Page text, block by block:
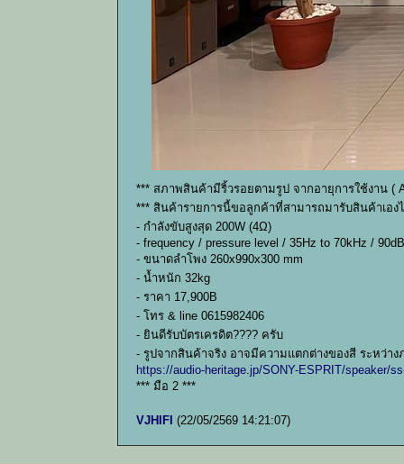
*** สภาพสินค้ามีริ้วรอยตามรูป จากอายุการใช้งาน (
*** สินค้ารายการนี้ขอลูกค้าที่สามารถมารับสินค้าเอ
- กำลังขับสูงสุด 200W (4Ω)
- frequency / pressure level / 35Hz to 70kHz /
- ขนาดลำโพง 260x990x300 mm
- น้ำหนัก 32kg
- ราคา 17,900B
- โทร & line 0615982406
- ยินดีรับบัตรเครดิต???? ครับ
- รูปจากสินค้าจริง อาจมีความแตกต่างของสี ระหว่า
https://audio-heritage.jp/SONY-ESPRIT/speaker/
*** มือ 2 ***
VJHIFI (22/05/2569 14:21:07)